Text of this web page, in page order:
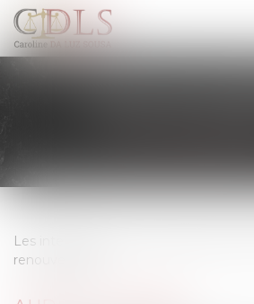
Les interventions du Cabinet dans le
renouvelables :